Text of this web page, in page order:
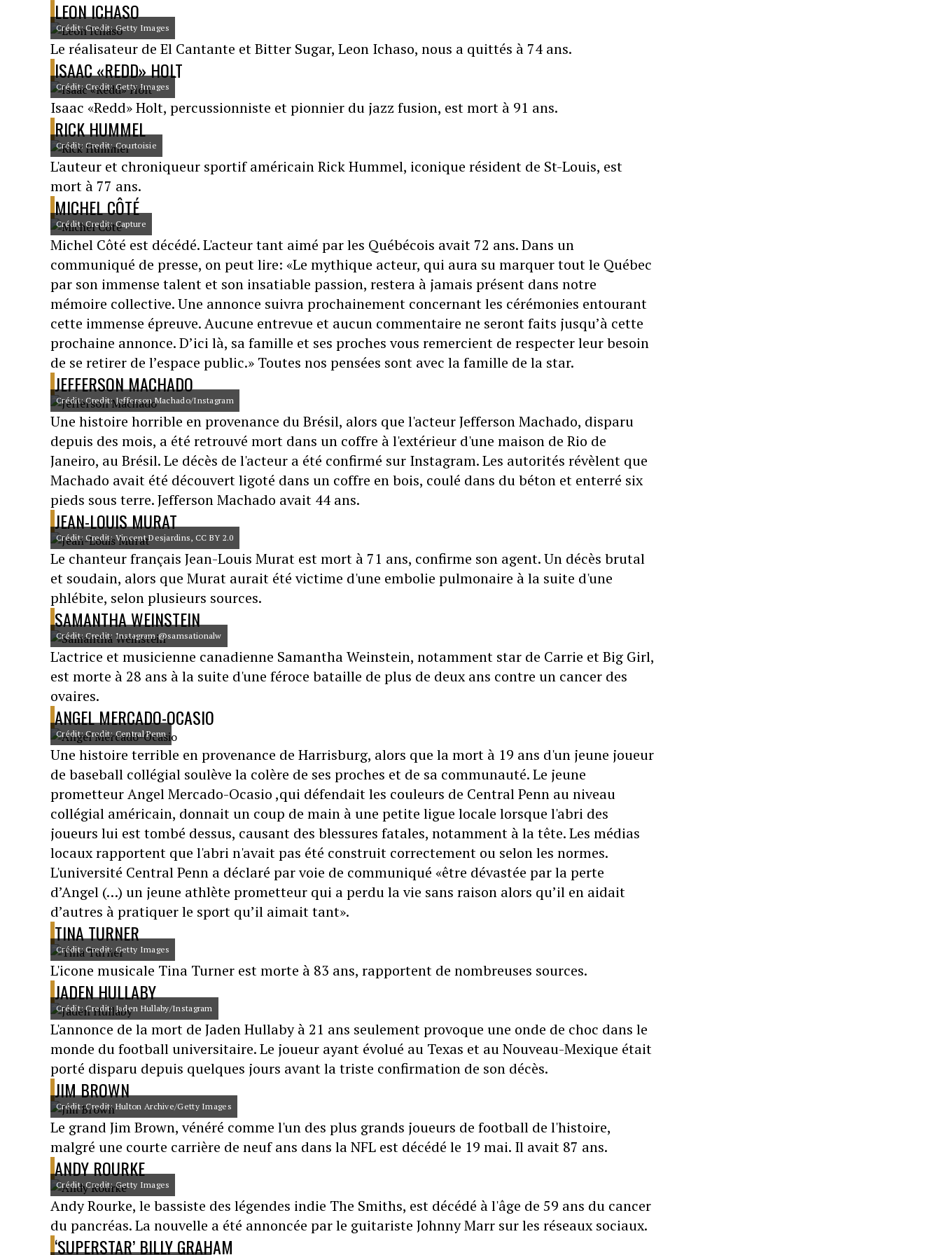
LEON ICHASO
Crédit: Credit: Getty Images
Le réalisateur de El Cantante et Bitter Sugar, Leon Ichaso, nous a quittés à 74 ans.
ISAAC «REDD» HOLT
Crédit: Credit: Getty Images
Isaac «Redd» Holt, percussionniste et pionnier du jazz fusion, est mort à 91 ans.
RICK HUMMEL
Crédit: Credit: Courtoisie
L'auteur et chroniqueur sportif américain Rick Hummel, iconique résident de St-Louis, est
mort à 77 ans.
MICHEL CÔTÉ
Crédit: Credit: Capture
Michel Côté est décédé. L'acteur tant aimé par les Québécois avait 72 ans. Dans un
communiqué de presse, on peut lire: «Le mythique acteur, qui aura su marquer tout le Québec
par son immense talent et son insatiable passion, restera à jamais présent dans notre
mémoire collective. Une annonce suivra prochainement concernant les cérémonies entourant
cette immense épreuve. Aucune entrevue et aucun commentaire ne seront faits jusqu’à cette
prochaine annonce. D’ici là, sa famille et ses proches vous remercient de respecter leur besoin
de se retirer de l’espace public.» Toutes nos pensées sont avec la famille de la star.
JEFFERSON MACHADO
Crédit: Credit: Jefferson Machado/Instagram
Une histoire horrible en provenance du Brésil, alors que l'acteur Jefferson Machado, disparu
depuis des mois, a été retrouvé mort dans un coffre à l'extérieur d'une maison de Rio de
Janeiro, au Brésil. Le décès de l'acteur a été confirmé sur Instagram. Les autorités révèlent que
Machado avait été découvert ligoté dans un coffre en bois, coulé dans du béton et enterré six
pieds sous terre. Jefferson Machado avait 44 ans.
JEAN-LOUIS MURAT
Crédit: Credit: Vincent Desjardins, CC BY 2.0
Le chanteur français Jean-Louis Murat est mort à 71 ans, confirme son agent. Un décès brutal
et soudain, alors que Murat aurait été victime d'une embolie pulmonaire à la suite d'une
phlébite, selon plusieurs sources.
SAMANTHA WEINSTEIN
Crédit: Credit: Instagram @samsationalw
L'actrice et musicienne canadienne Samantha Weinstein, notamment star de Carrie et Big Girl,
est morte à 28 ans à la suite d'une féroce bataille de plus de deux ans contre un cancer des
ovaires.
ANGEL MERCADO-OCASIO
Crédit: Credit: Central Penn
Une histoire terrible en provenance de Harrisburg, alors que la mort à 19 ans d'un jeune joueur
de baseball collégial soulève la colère de ses proches et de sa communauté. Le jeune
prometteur Angel Mercado-Ocasio ,qui défendait les couleurs de Central Penn au niveau
collégial américain, donnait un coup de main à une petite ligue locale lorsque l'abri des
joueurs lui est tombé dessus, causant des blessures fatales, notamment à la tête. Les médias
locaux rapportent que l'abri n'avait pas été construit correctement ou selon les normes.
L'université Central Penn a déclaré par voie de communiqué «être dévastée par la perte
d’Angel (…) un jeune athlète prometteur qui a perdu la vie sans raison alors qu’il en aidait
d’autres à pratiquer le sport qu’il aimait tant».
TINA TURNER
Crédit: Credit: Getty Images
L'icone musicale Tina Turner est morte à 83 ans, rapportent de nombreuses sources.
JADEN HULLABY
Crédit: Credit: Jaden Hullaby/Instagram
L'annonce de la mort de Jaden Hullaby à 21 ans seulement provoque une onde de choc dans le
monde du football universitaire. Le joueur ayant évolué au Texas et au Nouveau-Mexique était
porté disparu depuis quelques jours avant la triste confirmation de son décès.
JIM BROWN
Crédit: Credit: Hulton Archive/Getty Images
Le grand Jim Brown, vénéré comme l'un des plus grands joueurs de football de l'histoire,
malgré une courte carrière de neuf ans dans la NFL est décédé le 19 mai. Il avait 87 ans.
ANDY ROURKE
Crédit: Credit: Getty Images
Andy Rourke, le bassiste des légendes indie The Smiths, est décédé à l'âge de 59 ans du cancer
du pancréas. La nouvelle a été annoncée par le guitariste Johnny Marr sur les réseaux sociaux.
‘SUPERSTAR’ BILLY GRAHAM